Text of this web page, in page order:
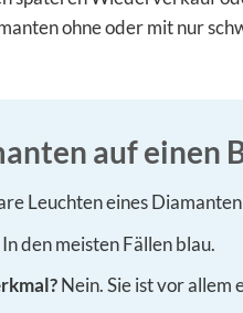
ohne oder mit nur
auf einen
Leuchten eines
In den meisten Fällen blau.
Nein. Sie ist vor